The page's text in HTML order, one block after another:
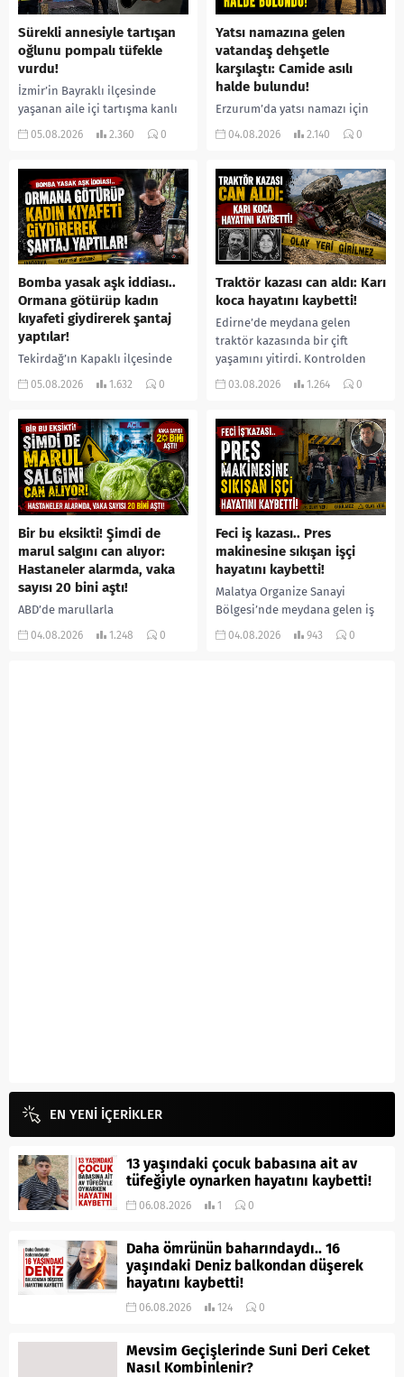
Sürekli annesiyle tartışan
oğlunu pompalı tüfekle
vurdu!
İzmir’in Bayraklı ilçesinde
yaşanan aile içi tartışma kanlı
bitti. İddiaya göre, uzun süredir
05.08.2026 2.360 0
Yatsı namazına gelen
vatandaş dehşetle
karşılaştı: Camide asılı
halde bulundu!
Erzurum’da yatsı namazı için
camiye gelen bir vatandaş,
yerine sevk edilen...
04.08.2026 2.140 0
Bomba yasak aşk iddiası..
Ormana götürüp kadın
kıyafeti giydirerek şantaj
yaptılar!
Tekirdağ’ın Kapaklı ilçesinde
bir kişiyi, arkadaşının eşiyle
kadın kıyafetleri giydirdiği,
özür videosu çektirip...
05.08.2026 1.632 0
Traktör kazası can aldı: Karı
koca hayatını kaybetti!
Edirne’de meydana gelen
traktör kazasında bir çift
yaşamını yitirdi. Kontrolden
çıkarak devrilen traktörün
03.08.2026 1.264 0
Bir bu eksikti! Şimdi de
marul salgını can alıyor:
Hastaneler alarmda, vaka
sayısı 20 bini aştı!
ABD’de marullarla
ilişkilendirilen siklospora
04.08.2026 1.248 0
Feci iş kazası.. Pres
makinesine sıkışan işçi
hayatını kaybetti!
Malatya Organize Sanayi
Bölgesi’nde meydana gelen iş
kazasında, pres makinesine
04.08.2026 943 0
EN YENİ İÇERİKLER
13 yaşındaki çocuk babasına ait av
tüfeğiyle oynarken hayatını kaybetti!
06.08.2026 1 0
Daha ömrünün baharındaydı.. 16
yaşındaki Deniz balkondan düşerek
hayatını kaybetti!
06.08.2026 124 0
Mevsim Geçişlerinde Suni Deri Ceket
Nasıl Kombinlenir?